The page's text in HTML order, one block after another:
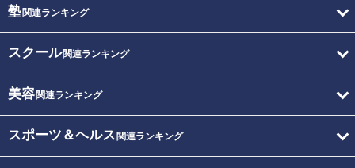
塾関連ランキング
スクール関連ランキング
美容関連ランキング
スポーツ＆ヘルス 関連ランキング